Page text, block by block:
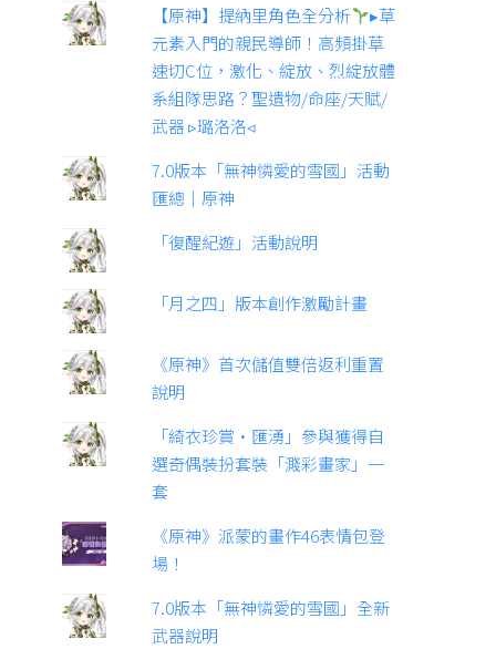
【原神】提納里角色全分析
▸草
元素入門的親民導師！高頻掛草
速切C位，激化、綻放、烈綻放體
系組隊思路？聖遺物/命座/天賦/
武器 ▹璐洛洛◃
7.0版本「無神憐愛的雪國」活動
匯總｜原神
「復醒紀遊」活動說明
「月之四」版本創作激勵計畫
《原神》首次儲值雙倍返利重置
說明
「綺衣珍賞·匯湧」參與獲得自
選奇偶裝扮套裝「濺彩畫家」一
套
《原神》派蒙的畫作46表情包登
場！
7.0版本「無神憐愛的雪國」全新
武器說明